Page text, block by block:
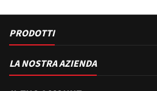
PRODOTTI
LA NOSTRA AZIENDA